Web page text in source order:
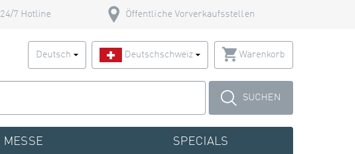
24/7 Hotline Öffentliche Vorverkaufsstellen
Deutsch Deutschschweiz Warenkorb
SUCHEN
MESSE SPECIALS